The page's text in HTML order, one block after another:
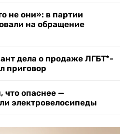
не они»: в партии
на обращение
дела о продаже ЛГБТ*-
приговор
что опаснее —
электровелосипеды